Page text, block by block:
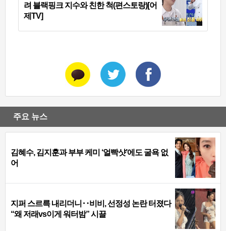
려 블랙핑크 지수와 친한 척(편스토랑)[어
제TV]
주요 뉴스
김혜수, 김지훈과 부부 케미 ‘얼빡샷’에도 굴욕 없
어
지퍼 스르륵 내리더니‥비비, 선정성 논란 터졌다
“왜 저래vs이게 워터밤” 시끌